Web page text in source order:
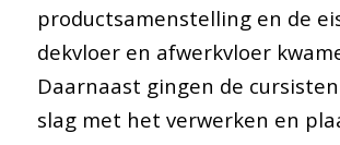
productsamenstelling en de
dekvloer en afwerkvloer
Daarnaast gingen de
slag met het verwerken en